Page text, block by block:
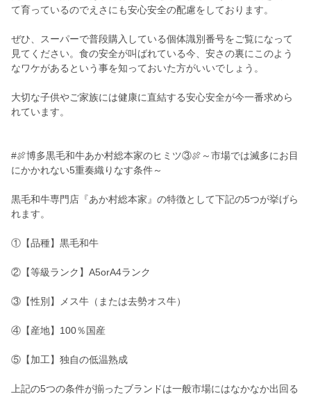
て育っているのでえさにも安心安全の配慮をしております。
ぜひ、スーパーで普段購入している個体識別番号をご覧になって
見てください。食の安全が叫ばれている今、安さの裏にこのよう
なワケがあるという事を知っておいた方がいいでしょう。
大切な子供やご家族には健康に直結する安心安全が今一番求めら
れています。
#🍖博多黒毛和牛あか村総本家のヒミツ③🍖～市場では滅多にお目
にかかれない5重奏織りなす条件～
黒毛和牛専門店『あか村総本家』の特徴として下記の5つが挙げら
れます。
①【品種】黒毛和牛
②【等級ランク】A5orA4ランク
③【性別】メス牛（または去勢オス牛）
④【産地】100％国産
⑤【加工】独自の低温熟成
上記の5つの条件が揃ったブランドは一般市場にはなかなか出回る